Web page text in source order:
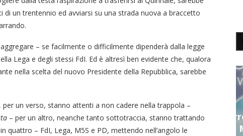
di un trentennio ed avviarsi su una strada nuova a braccetto
– se facilmente o difficilmente dipenderà dalla legge
Lega e degli stessi FdI. Ed è altresì ben evidente che, qualora
nella scelta del nuovo Presidente della Repubblica, sarebbe
un verso, stanno attenti a non cadere nella trappola –
– per un altro, neanche tanto sottotraccia, stanno trattando
quattro – FdI, Lega, M5S e PD, mettendo nell’angolo le
“La Grazia” di Sorrentino
presentato da Milvia Marigliano
“Il respiro del mare”, personale
di Terry Mangiatordi
Nuova tanker in acciaio inox
per la Navalmed
Una barca entra nel Fiordo di
Crapolla violando...
“Un’Ape tra le pagine”, prestito
digitale gratuito e...
“La Grazia” di Sorrentino
presentato da Milvia Marigliano